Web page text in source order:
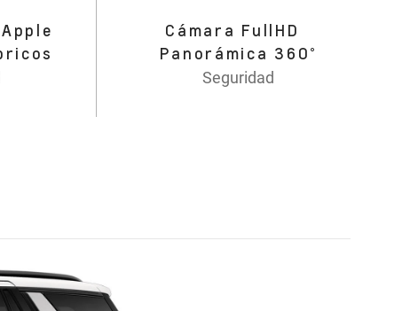
Cámara FullHD
Panorámica 360°
Seguridad